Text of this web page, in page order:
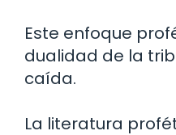
Este enfoque
dualidad de la
caída.
La literatura